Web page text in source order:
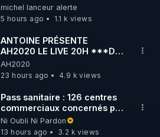
michel lanceur alerte
5 hours ago
1.1 k views
ANTOINE PRÉSENTE
AH2020 LE LIVE 20H ***DU
06/08/2026***
AH2020
23 hours ago
4.9 k views
Pass sanitaire : 126 centres
commerciaux concernés par
l'obligation dans toute la
France
Ni Oubli Ni Pardon
13 hours ago
3.2 k views